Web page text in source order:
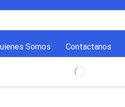
Somos Contactanos